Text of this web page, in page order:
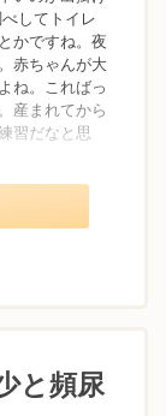
してトイレ
かですね。夜
赤ちゃんが大
ね。こればっ
産まれてから
習だなと思
と頻尿